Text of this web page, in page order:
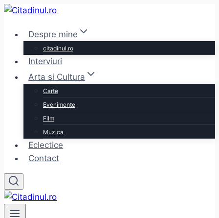
Skip
contentDespre mine
citadinul.ro
Interviuri
Arta si Cultura
Carte
Evenimente
Film
Muzica
Eclectice
Contact